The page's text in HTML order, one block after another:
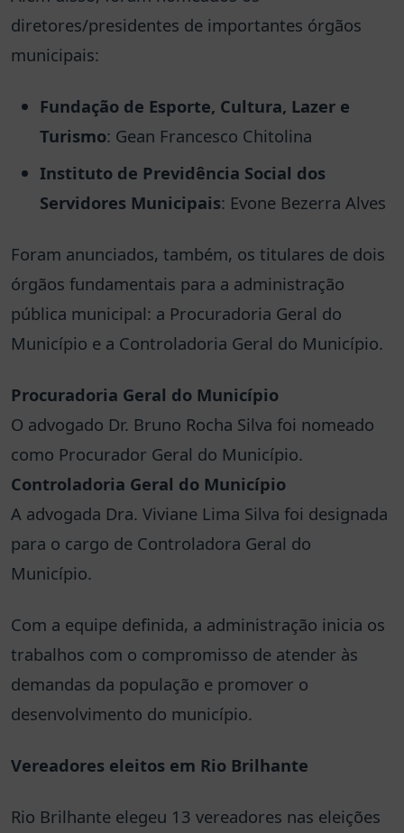
diretores/presidentes de importantes órgãos
municipais:
Fundação de Esporte, Cultura, Lazer e
Turismo: Gean Francesco Chitolina
Instituto de Previdência Social dos
Servidores Municipais: Evone Bezerra Alves
Foram anunciados, também, os titulares de dois
órgãos fundamentais para a administração
pública municipal: a Procuradoria Geral do
Município e a Controladoria Geral do Município.
Procuradoria Geral do Município
O advogado Dr. Bruno Rocha Silva foi nomeado
como Procurador Geral do Município.
Controladoria Geral do Município
A advogada Dra. Viviane Lima Silva foi designada
para o cargo de Controladora Geral do
Município.
Com a equipe definida, a administração inicia os
trabalhos com o compromisso de atender às
demandas da população e promover o
desenvolvimento do município.
Vereadores eleitos em Rio Brilhante
Rio Brilhante elegeu 13 vereadores nas eleições